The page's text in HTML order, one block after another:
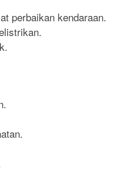
perbaikan kendaraan.